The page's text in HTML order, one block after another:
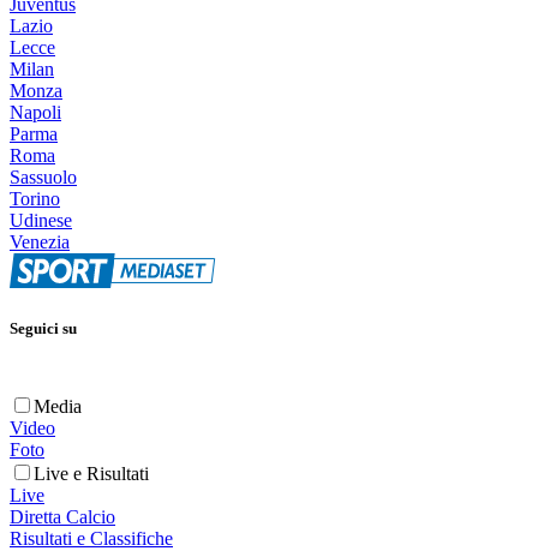
Lazio
Lecce
Milan
Monza
Napoli
Parma
Roma
Sassuolo
Torino
Udinese
Venezia
Seguici su
Media
Video
Foto
Live e Risultati
Live
Diretta Calcio
Risultati e Classifiche